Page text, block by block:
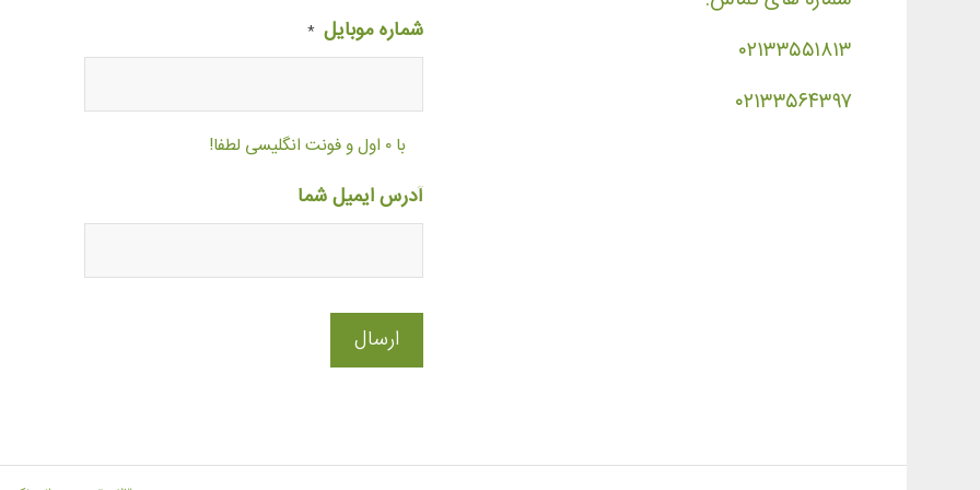
۰۲۱۳۳۵۵۱۸۱۳
۰۲۱۳۳۵۶۴۳۹۷
شماره موبایل *
با ۰ اول و فونت انگلیسی لطفا!
آدرس ایمیل شما